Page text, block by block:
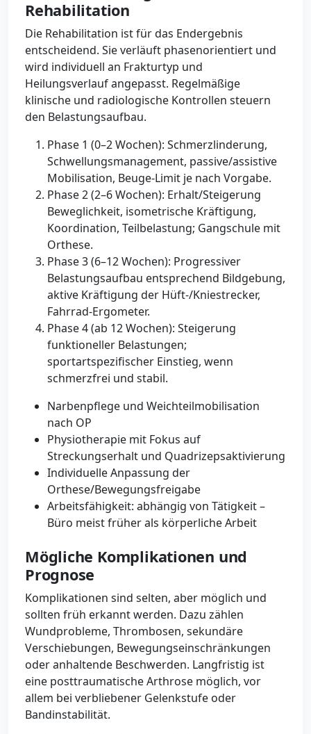
Rehabilitation
Die Rehabilitation ist für das Endergebnis
entscheidend. Sie verläuft phasenorientiert und
wird individuell an Frakturtyp und
Heilungsverlauf angepasst. Regelmäßige
klinische und radiologische Kontrollen steuern
den Belastungsaufbau.
Phase 1 (0–2 Wochen): Schmerzlinderung,
Schwellungsmanagement, passive/assistive
Mobilisation, Beuge-Limit je nach Vorgabe.
Phase 2 (2–6 Wochen): Erhalt/Steigerung
Beweglichkeit, isometrische Kräftigung,
Koordination, Teilbelastung; Gangschule mit
Orthese.
Phase 3 (6–12 Wochen): Progressiver
Belastungsaufbau entsprechend Bildgebung,
aktive Kräftigung der Hüft-/Kniestrecker,
Fahrrad-Ergometer.
Phase 4 (ab 12 Wochen): Steigerung
funktioneller Belastungen;
sportartspezifischer Einstieg, wenn
schmerzfrei und stabil.
Narbenpflege und Weichteilmobilisation
nach OP
Physiotherapie mit Fokus auf
Streckungserhalt und Quadrizepsaktivierung
Individuelle Anpassung der
Orthese/Bewegungsfreigabe
Arbeitsfähigkeit: abhängig von Tätigkeit –
Büro meist früher als körperliche Arbeit
Mögliche Komplikationen und
Prognose
Komplikationen sind selten, aber möglich und
sollten früh erkannt werden. Dazu zählen
Wundprobleme, Thrombosen, sekundäre
Verschiebungen, Bewegungseinschränkungen
oder anhaltende Beschwerden. Langfristig ist
eine posttraumatische Arthrose möglich, vor
allem bei verbliebener Gelenkstufe oder
Bandinstabilität.